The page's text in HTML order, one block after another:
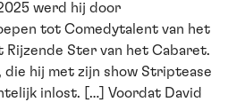
werd hij door
tot Comedytalent van het
Rijzende Ster van het Cabaret.
die hij met zijn show Striptease
inlost. […] Voordat David